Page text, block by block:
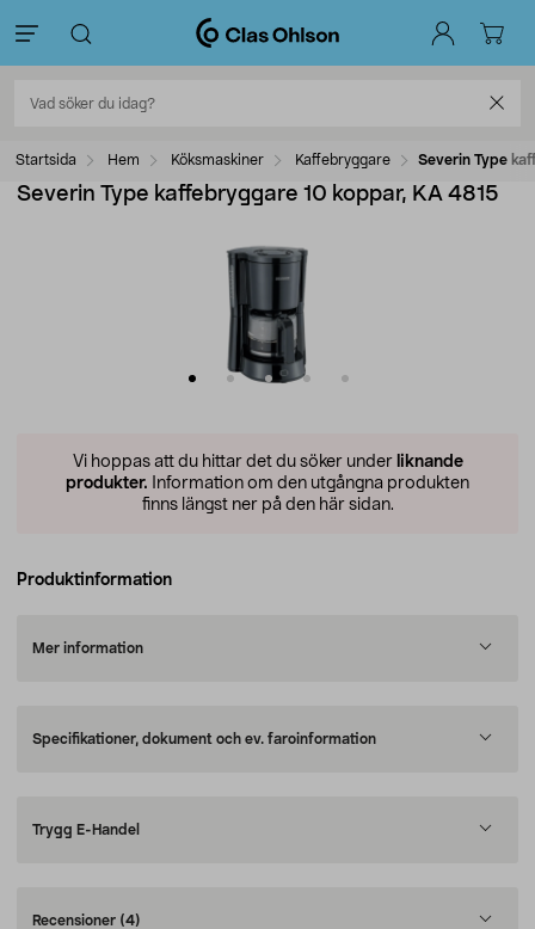
Startsida Hem Köksmaskiner Kaffebryggare Severin Type
Severin Type kaffebryggare 10 koppar, KA 4815
Vi hoppas att du hittar det du söker under liknande
produkter. Information om den utgångna produkten
finns längst ner på den här sidan.
Produktinformation
Mer information
Specifikationer, dokument och ev. faroinformation
Trygg E-Handel
Recensioner (4)